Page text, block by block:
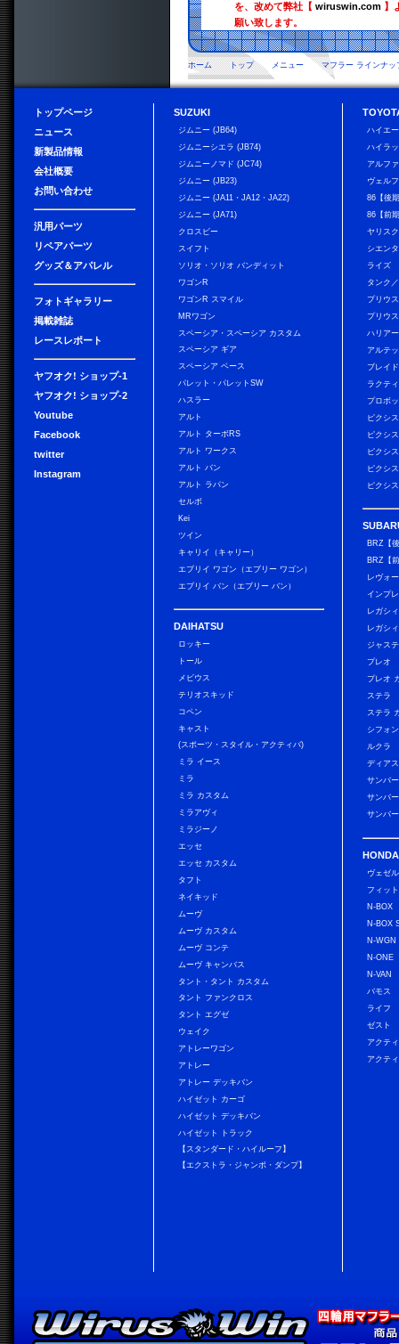
を、改めて弊社【wiruswin.com 】
願い致します。
ホーム トップ メニュー マフラー ラインナッ
トップページ
ニュース
新製品情報
会社概要
お問い合わせ
汎用パーツ
リペアパーツ
グッズ＆アパレル
フォトギャラリー
掲載雑誌
レースレポート
ヤフオク! ショップ-1
ヤフオク! ショップ-2
Youtube
Facebook
twitter
Instagram
SUZUKI
ジムニー (JB64)
ジムニーシエラ (JB74)
ジムニーノマド (JC74)
ジムニー (JB23)
ジムニー (JA11・JA12・JA22)
ジムニー (JA71)
クロスビー
スイフト
ソリオ・ソリオ バンディット
ワゴンR
ワゴンR スマイル
MRワゴン
スペーシア・スペーシア カスタム
スペーシア ギア
スペーシア ベース
パレット・パレットSW
ハスラー
アルト
アルト ターボRS
アルト ワークス
アルト バン
アルト ラパン
セルボ
Kei
ツイン
キャリイ（キャリー）
エブリイ ワゴン（エブリー ワゴン）
エブリイ バン（エブリー バン）
DAIHATSU
ロッキー
トール
メビウス
テリオスキッド
コペン
キャスト
(スポーツ・スタイル・アクティバ)
ミラ イース
ミラ
ミラ カスタム
ミラアヴィ
ミラジーノ
エッセ
エッセ カスタム
タフト
ネイキッド
ムーヴ
ムーヴ カスタム
ムーヴ コンテ
ムーヴ キャンバス
タント・タント カスタム
タント ファンクロス
タント エグゼ
ウェイク
アトレーワゴン
アトレー
アトレー デッキバン
ハイゼット カーゴ
ハイゼット デッキバン
ハイゼット トラック
【スタンダード・ハイルーフ】
【エクストラ・ジャンボ・ダンプ】
ハイエ
ハイラ
アルフ
ヴェル
86【後
86【前
ヤリス
シエンタ
ライズ
タンク
プリウス
プリウ
ハリアー
アルテ
ブレイド
ラクテ
プロボ
ピクシ
ピクシ
ピクシ
ピクシ
ピクシ
BRZ【
BRZ【
レヴォ
インプ
レガシ
レガシ
ジャス
プレオ
プレオ
ステラ
ステラ
シフォ
ルクラ
ディア
サンバ
サンバ
サンバ
HONDA
ヴェゼル
フィット
N-BOX
N-BOX
N-WGN
N-ONE
N-VAN
バモス
ライフ
ゼスト
アクテ
アクテ